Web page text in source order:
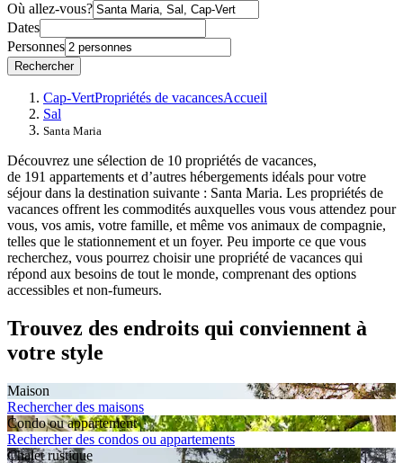
Où allez-vous?
Dates
Personnes
Rechercher
Cap-VertPropriétés de vacancesAccueil
Sal
Santa Maria
Découvrez une sélection de 10 propriétés de vacances,
de 191 appartements et d’autres hébergements idéals pour votre
séjour dans la destination suivante : Santa Maria. Les propriétés de
vacances offrent les commodités auxquelles vous vous attendez pour
vous, vos amis, votre famille, et même vos animaux de compagnie,
telles que le stationnement et un foyer. Peu importe ce que vous
recherchez, vous pourrez choisir une propriété de vacances qui
répond aux besoins de tout le monde, comprenant des options
accessibles et non-fumeurs.
Trouvez des endroits qui conviennent à
votre style
Maison
Rechercher des maisons
Condo ou appartement
Rechercher des condos ou appartements
Chalet rustique